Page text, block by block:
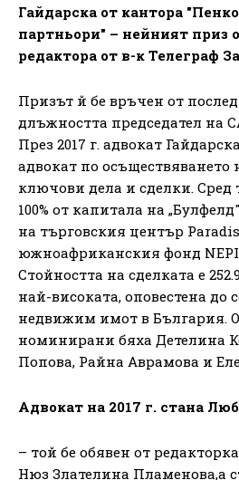
Гайдарска от кантора
партньори" – нейният приз
редактора от в-к Телеграф
Призът й бе връчен от
длъжността председател на
През 2017 г. адвокат
адвокат по осъществяването
ключови дела и сделки. Сред
100% от капитала на
на търговския център
южноафриканския фонд NEPI
Стойността на сделката е
най-високата, оповестена до
недвижим имот в България.
номинирани бяха Детелина
Попова, Райна Аврамова и
Адвокат на 2017 г. стана
– той бе обявен от
Нюз Злателина Пламенова,а